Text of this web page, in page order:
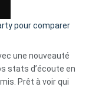
pour comparer
une nouveauté
stats d’écoute en
Prêt à voir qui